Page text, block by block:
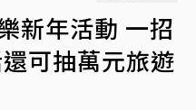
新年活動 一招
可抽萬元旅遊